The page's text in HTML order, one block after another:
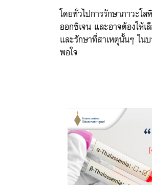
โดยทั่วไปการรักษาภาวะโ
ออกซิเจน และอาจต้องให้
และรักษาที่สาเหตุนั้นๆ ใน
พอใจ